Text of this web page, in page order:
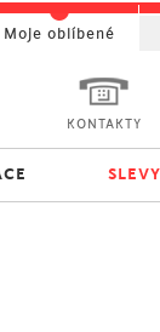
KONTAKTY
Moje oblíbené